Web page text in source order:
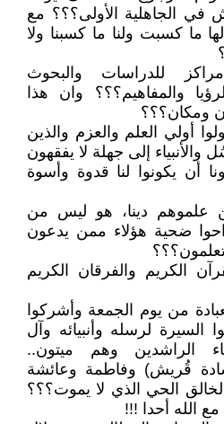
في الجاهلية الأولى؟؟؟ مع
ما كسبت ولنا ما كسبنا ولا
للدراسات والبحوث
والمفاهيم؟؟؟ وان هذا
ومكان؟؟؟
أولي العلم والعزم والذين
والأنبياء إلى جهلة لا يفقهون
أن يكونوا لنا قدوة وأسوة
علموهم دينا، هو ليس من
ضحية هؤلاء ممن يدعون
تعلمون؟؟؟
الكريم والفرقان الكريم
من يوم الجمعة وأشركوا
لرسله وأنبيائه وآل
الراشدين وهم ميتون..
قُريش) وفاطمة وعائشة
الحي الذي لا يموت؟؟؟
الله أحدا !!!